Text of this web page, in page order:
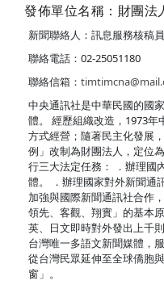
發佈單位名稱：財團法
新聞聯絡人：訊息服務核稿員
聯絡電話：02-25051180
聯絡信箱：
中央通訊社是中華民國的國
體。 經歷組織改造，1973
方式經營；隨著民主化發展
例」改制為財團法人，定位
行三大法定任務： ．辦理國
體。 ．辦理國家對外新聞通
加強與國際新聞通訊社合作
領先、客觀、翔實」的基本
英、日文即時對外發出上千
台灣唯一多語文新聞媒體，
從台灣民眾延伸至全球僑胞
窗」。